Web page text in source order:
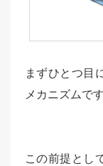
まずひとつ目
メカニズムです
この前提とし